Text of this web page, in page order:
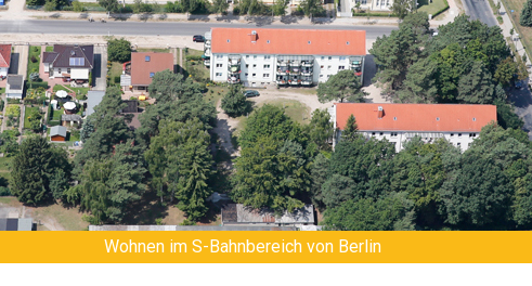
Wohnen im S-Bahnbereich von Berlin